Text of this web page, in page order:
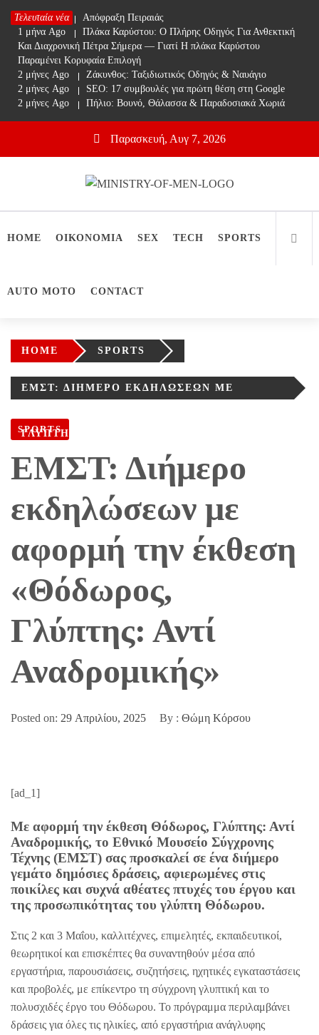
Skip
content
Τελευταία νέα
1 μήνα Ago
Απόφραξη Πειραιάς
1 μήνα Ago
Πλάκα Καρύστου: Ο Πλήρης Οδηγός Για Ανθεκτική
Και Διαχρονική Πέτρα Σήμερα — Γιατί Η πλάκα Καρύστου
Παραμένει Κορυφαία Επιλογή
2 μήνες Ago
Ζάκυνθος: Ταξιδιωτικός Οδηγός & Ναυάγιο
2 μήνες Ago
SEO: 17 συμβουλές για πρώτη θέση στη Google
2 μήνες Ago
Πήλιο: Βουνό, Θάλασσα & Παραδοσιακά Χωριά
Παρασκευή, Αυγ 7, 2026
Ministry Of Men
HOME ΟΙΚΟΝΟΜΙΑ SEX TECH SPORTS
AUTO MOTO CONTACT
HOME SPORTS
ΕΜΣΤ: ΔΙΉΜΕΡΟ ΕΚΔΗΛΏΣΕΩΝ ΜΕ
ΓΛΎΠΤΗΣ: ΑΝΤΊ ΑΝΑΔΡΟΜΙΚΉΣ»
SPORTS
ΕΜΣΤ: Διήμερο
εκδηλώσεων με
αφορμή την έκθεση
«Θόδωρος,
Γλύπτης: Αντί
Αναδρομικής»
Posted on: 29 Απριλίου, 2025 By : Θώμη Κόρσου
[ad_1]
Με αφορμή την έκθεση Θόδωρος, Γλύπτης: Αντί
Αναδρομικής, το Εθνικό Μουσείο Σύγχρονης
Τέχνης (ΕΜΣΤ) σας προσκαλεί σε ένα διήμερο
γεμάτο δημόσιες δράσεις, αφιερωμένες στις
ποικίλες και συχνά αθέατες πτυχές του έργου και
της προσωπικότητας του γλύπτη Θόδωρου.
Στις 2 και 3 Μαΐου, καλλιτέχνες, επιμελητές, εκπαιδευτικοί,
θεωρητικοί και επισκέπτες θα συναντηθούν μέσα από
εργαστήρια, παρουσιάσεις, συζητήσεις, ηχητικές εγκαταστάσεις
και προβολές, με επίκεντρο τη σύγχρονη γλυπτική και το
πολυσχιδές έργο του Θόδωρου. Το πρόγραμμα περιλαμβάνει
δράσεις για όλες τις ηλικίες, από εργαστήρια ανάγλυφης